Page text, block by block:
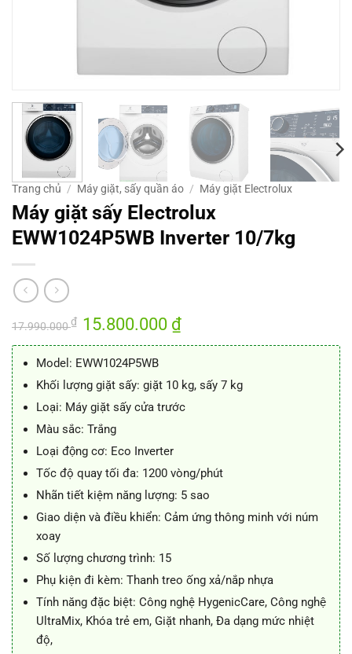
Trang chủ / Máy giặt, sấy quần áo / Máy giặt Electrolux
Máy giặt sấy Electrolux
EWW1024P5WB Inverter 10/7kg
17.990.000₫ Giá
gốc
là:
15.800.000 ₫Giá
tại
Model: EWW1024P5WB
Khối lượng giặt sấy: giặt 10 kg, sấy 7 kg
Loại: Máy giặt sấy cửa trước
Màu sắc: Trắng
Loại động cơ: Eco Inverter
Tốc độ quay tối đa: 1200 vòng/phút
Nhãn tiết kiệm năng lượng: 5 sao
Giao diện và điều khiển: Cảm ứng thông minh với núm
xoay
Số lượng chương trình: 15
Phụ kiện đi kèm: Thanh treo ống xả/nắp nhựa
Tính năng đặc biệt: Công nghệ HygenicCare, Công nghệ
UltraMix, Khóa trẻ em, Giặt nhanh, Đa dạng mức nhiệt
độ,